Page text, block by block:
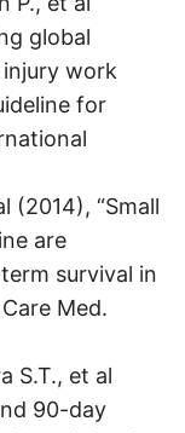
global
work
for
(2014), “Small
are
survival in
Med.
S.T., et al
90-day